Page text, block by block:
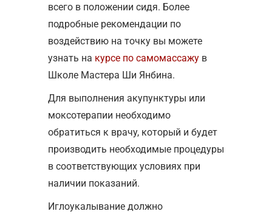
всего в положении сидя. Более
подробные рекомендации по
воздействию на точку вы можете
узнать на курсе по самомассажу в
Школе Мастера Ши Янбина.
Для выполнения акупунктуры или
моксотерапии необходимо
обратиться к врачу, который и будет
производить необходимые процедуры
в соответствующих условиях при
наличии показаний.
Иглоукалывание должно